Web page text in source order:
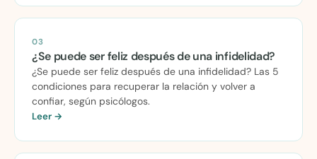
03
¿Se puede ser feliz después de una infidelidad?
¿Se puede ser feliz después de una infidelidad? Las 5
condiciones para recuperar la relación y volver a
confiar, según psicólogos.
Leer →